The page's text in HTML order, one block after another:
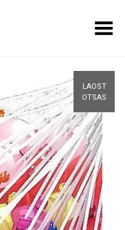
Kuva menüü
LAOST
OTSAS